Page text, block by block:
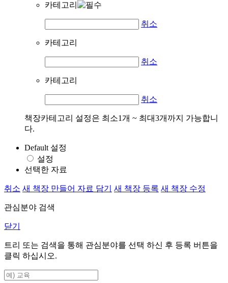
카테고리
취소
카테고리
취소
카테고리
취소
책장카테고리 설정은 최소1개 ~ 최대3개까지 가능합니
다.
Default 설정
설정
선택한 자료
취소 새 책장 만들어 자료 담기 새 책장 등록 새 책장 수정
관심분야 검색
닫기
트리 또는 검색을 통해 관심분야를 선택 하신 후 등록 버튼을
클릭 하십시오.